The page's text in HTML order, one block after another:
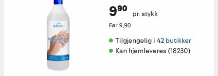
9⁹⁰ pr. stykk
Før9,90
Tilgjengelig i 42 butikker
Kan hjemleveres (18230)